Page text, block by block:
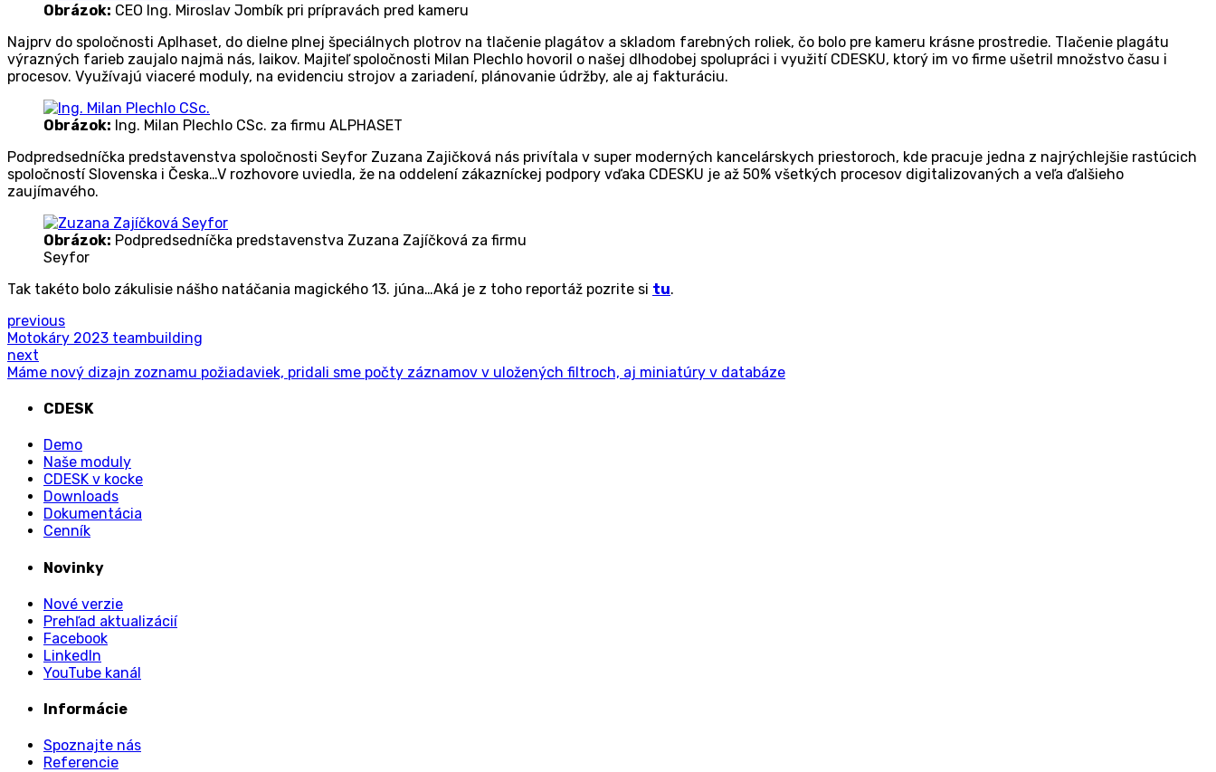
Obrázok: CEO Ing. Miroslav Jombík pri prípravách pred kameru
Najprv do spoločnosti Aplhaset, do dielne plnej špeciálnych plotrov na tlačenie plagátov a skladom farebných roliek, čo bolo pre kameru krásne prostredie. Tlačenie plagátu
výrazných farieb zaujalo najmä nás, laikov. Majiteľ spoločnosti Milan Plechlo hovoril o našej dlhodobej spolupráci i využití CDESKU, ktorý im vo firme ušetril množstvo času i
procesov. Využívajú viaceré moduly, na evidenciu strojov a zariadení, plánovanie údržby, ale aj fakturáciu.
Obrázok: Ing. Milan Plechlo CSc. za firmu ALPHASET
Podpredsedníčka predstavenstva spoločnosti Seyfor Zuzana Zajičková nás privítala v super moderných kancelárskych priestoroch, kde pracuje jedna z najrýchlejšie rastúcich
spoločností Slovenska i Česka…V rozhovore uviedla, že na oddelení zákazníckej podpory vďaka CDESKU je až 50% všetkých procesov digitalizovaných a veľa ďalšieho
zaujímavého.
Obrázok: Podpredsedníčka predstavenstva Zuzana Zajíčková za firmu
Seyfor
Tak takéto bolo zákulisie nášho natáčania magického 13. júna…Aká je z toho reportáž pozrite si tu.
previous
Motokáry 2023 teambuilding
next
Máme nový dizajn zoznamu požiadaviek, pridali sme počty záznamov v uložených filtroch, aj miniatúry v databáze
CDESK
Demo
Naše moduly
CDESK v kocke
Downloads
Dokumentácia
Cenník
Novinky
Nové verzie
Prehľad aktualizácií
Facebook
LinkedIn
YouTube kanál
Informácie
Spoznajte nás
Referencie